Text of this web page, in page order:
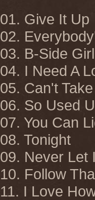
01. Give It Up
02.
03. B-Side Girl
04. I Need A
05. Can't
06. So Used
07. You Can
08. Tonight
09. Never Let
10. Follow
11. I Love